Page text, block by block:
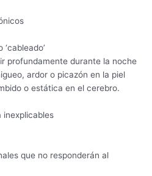
profundamente durante la noche
ardor o picazón en la piel
o estática en el cerebro.
inexplicables
que no responderán al